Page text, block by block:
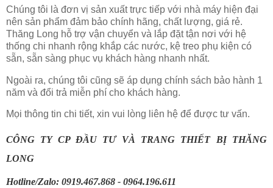
Chúng tôi là đơn vị sản xuất trực tiếp với nhà máy hiện đại
nên sản phẩm đảm bảo chính hãng, chất lượng, giá rẻ.
Thăng Long hỗ trợ vận chuyển và lắp đặt tận nơi với hệ
thống chi nhanh rộng khắp các nước, kệ treo phụ kiện có
sẵn, sẵn sàng phục vụ khách hàng nhanh nhất.
Ngoài ra, chúng tôi cũng sẽ áp dụng chính sách bảo hành 1
năm và đổi trả miễn phí cho khách hàng.
Mọi thông tin chi tiết, xin vui lòng liên hệ để được tư vấn.
CÔNG TY CP ĐẦU TƯ VÀ TRANG THIẾT BỊ THĂNG
LONG
Hotline/Zalo: 0919.467.868 - 0964.196.611